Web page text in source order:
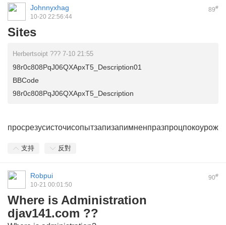
89#
Johnnyxhag
10-20 22:56:44
Sites
Herbertsoipt ??? 7-10 21:55
98r0c808PqJ06QXApxT5_Description01
BBCode
98r0c808PqJ06QXApxT5_Description
просрезусисточисопытзапизапимненпразпроцпокоурож
支持 反對
90#
Robpui
10-21 00:01:50
Where is Administration
djav141.com ??